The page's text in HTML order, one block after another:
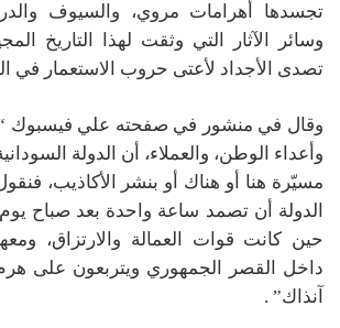
تجسدها أهرامات مروي، والسيوف
وسائر الآثار التي وثقت لهذا التاريخ
تصدى الأجداد لأعتى حروب الاستعمار في
وقال في منشور في صفحته علي فيسبوك
وأعداء الوطن، والعملاء، أن الدولة
مسيّرة هنا أو هناك أو بنشر الأكاذيب،
حين كانت قوات العمالة والارتزاق،
داخل القصر الجمهوري ويتربعون على
آنذاك” .